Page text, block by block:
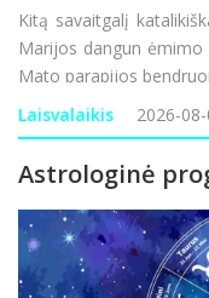
Kitą savaitgalį
Marijos dangun ėmimo
Mato parapijos
bažnyčią, o šventoriuje
Laisvalaikis 2026-
Astrologinė